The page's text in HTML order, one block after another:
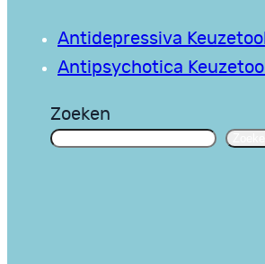
Antidepressiva Keuzetool
Antipsychotica Keuzetool
Zoeken